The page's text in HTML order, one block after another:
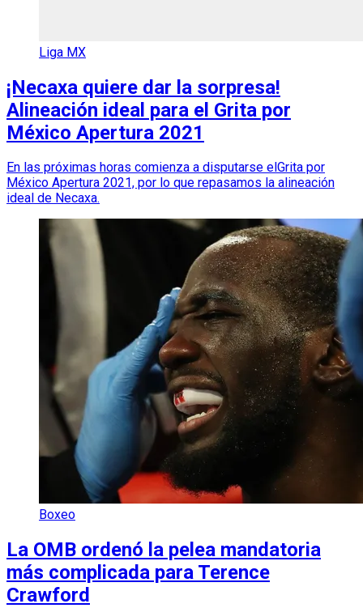
Liga MX
¡Necaxa quiere dar la sorpresa!
Alineación ideal para el Grita por
México Apertura 2021
En las próximas horas comienza a disputarse elGrita por
México Apertura 2021, por lo que repasamos la alineación
ideal de Necaxa.
Boxeo
La OMB ordenó la pelea mandatoria
más complicada para Terence
Crawford